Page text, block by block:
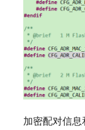
加密配对信息